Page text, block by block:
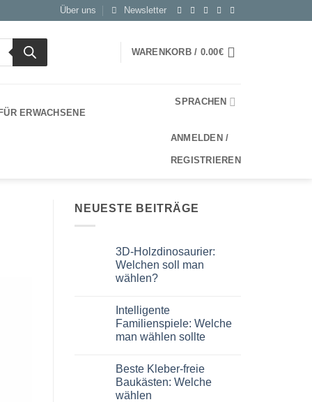
Über uns Newsletter
WARENKORB / 0.00€
ERWACHSENE
SPRACHEN
ANMELDEN /
REGISTRIEREN
NEUESTE BEITRÄGE
3D-Holzdinosaurier:
Welchen soll man
wählen?
zu
Dinosauro
3D
in
scegliere
Intelligente
Familienspiele: Welche
man wählen sollte
zu
Giochi
intelligenti
per
Beste Kleber-freie
Baukästen: Welche
wählen